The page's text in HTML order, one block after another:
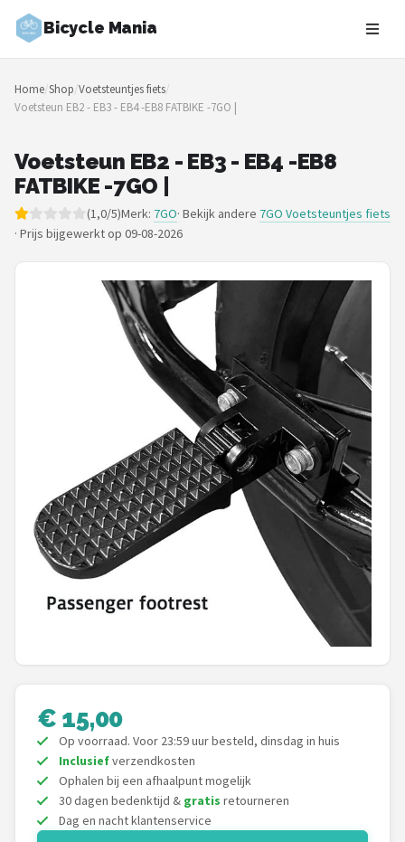
Bicycle Mania
Zoeken
NAVIGATIE
Merken
Fietsroutes
Kinderfietsen
Elektrische fietsen
POPULAIRE MERKEN
Basil
Volare
AXA
New Looxs
BBB Cycling
Schwalbe
Home/Shop/Voetsteuntjes fiets/
Voetsteun EB2 - EB3 - EB4 -EB8 FATBIKE -7GO |
Voetsteun EB2 - EB3 - EB4 -EB8
FATBIKE -7GO |
(1,0/5)Merk: 7GO· Bekijk andere 7GO Voetsteuntjes fiets
· Prijs bijgewerkt op 09-08-2026
€ 15,00
Op voorraad. Voor 23:59 uur besteld, dinsdag in huis
Inclusiefverzendkosten
Ophalen bij een afhaalpunt mogelijk
30 dagen bedenktijd & gratis retourneren
Dag en nacht klantenservice